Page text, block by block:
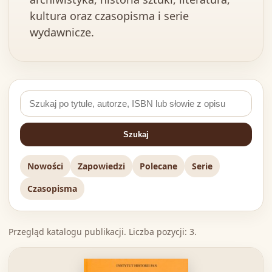
kultura oraz czasopisma i serie
wydawnicze.
Szukaj
Nowości Zapowiedzi Polecane
Serie
Czasopisma
Przegląd katalogu publikacji. Liczba pozycji: 3.